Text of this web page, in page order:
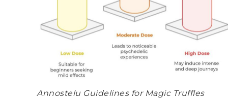
Annostelu Guidelines for Magic Truffles